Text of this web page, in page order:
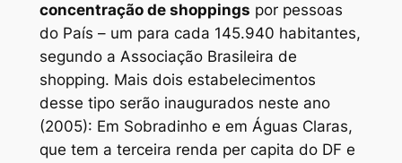
concentração de shoppings por pessoas
do País – um para cada 145.940 habitantes,
segundo a Associação Brasileira de
shopping. Mais dois estabelecimentos
desse tipo serão inaugurados neste ano
(2005): Em Sobradinho e em Águas Claras,
que tem a terceira renda per capita do DF e